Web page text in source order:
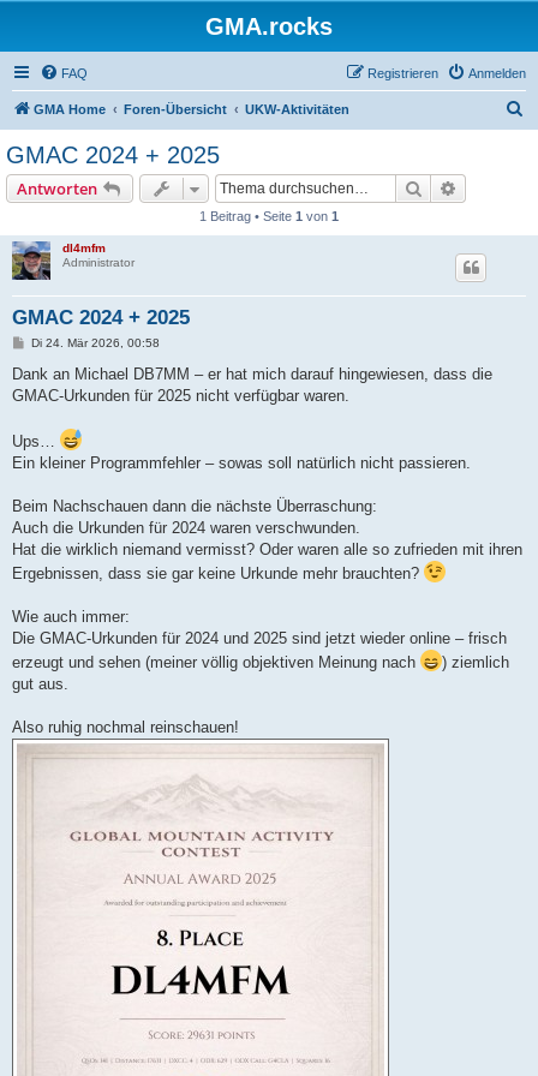
GMA.rocks
FAQ Anmelden
Registrieren
GMA Home Foren-Übersicht UKW-Aktivitäten
GMAC 2024 + 2025
Antworten Suche
1 Beitrag • Seite 1 von 1
dl4mfm
Administrator
GMAC 2024 + 2025
B
i
r
Di 24. Mär 2026, 00:58
Dank an Michael DB7MM – er hat mich darauf hingewiesen, dass die
GMAC-Urkunden für 2025 nicht verfügbar waren.
Ups…
Ein kleiner Programmfehler – sowas soll natürlich nicht passieren.
Beim Nachschauen dann die nächste Überraschung:
Auch die Urkunden für 2024 waren verschwunden.
Hat die wirklich niemand vermisst? Oder waren alle so zufrieden mit ihren
Ergebnissen, dass sie gar keine Urkunde mehr brauchten?
Wie auch immer:
Die GMAC-Urkunden für 2024 und 2025 sind jetzt wieder online – frisch
erzeugt und sehen (meiner völlig objektiven Meinung nach
) ziemlich
gut aus.
Also ruhig nochmal reinschauen!